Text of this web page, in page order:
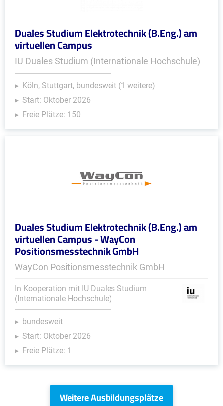
Duales Studium Elektrotechnik (B.Eng.) am
virtuellen Campus
IU Duales Studium (Internationale Hochschule)
Köln, Stuttgart, bundesweit (1 weitere)
Start: Oktober 2026
Freie Plätze: 150
Duales Studium Elektrotechnik (B.Eng.) am
virtuellen Campus - WayCon
Positionsmesstechnik GmbH
WayCon Positionsmesstechnik GmbH
In Kooperation mit IU Duales Studium
(Internationale Hochschule)
bundesweit
Start: Oktober 2026
Freie Plätze: 1
Weitere Ausbildungsplätze